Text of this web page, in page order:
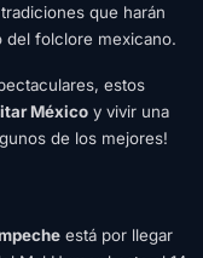
que harán
del folclore mexicano.
estos
México y vivir una
de los mejores!
está por llegar